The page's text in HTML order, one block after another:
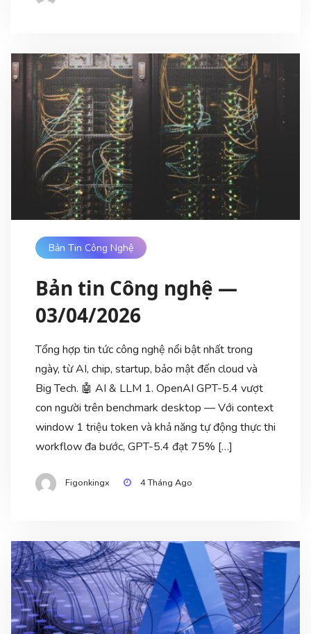
Bản Tin Công Nghệ
Bản tin Công nghệ —
03/04/2026
Tổng hợp tin tức công nghệ nổi bật nhất trong
ngày, từ AI, chip, startup, bảo mật đến cloud và
Big Tech. 🤖 AI & LLM 1. OpenAI GPT-5.4 vượt
con người trên benchmark desktop — Với context
window 1 triệu token và khả năng tự động thực thi
workflow đa bước, GPT-5.4 đạt 75% […]
Figonkingx 4 Tháng Ago